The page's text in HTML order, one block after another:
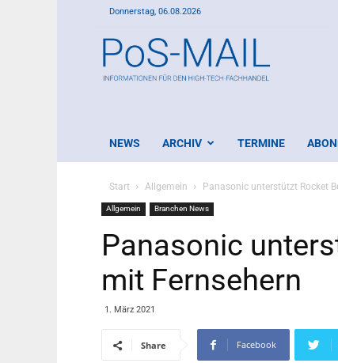
Donnerstag, 06.08.2026
Mail
NEWS ARCHIV TERMINE
Start Allgemein Panasonic unterstützt Rocket
Allgemein Branchen News
Panasonic
mit Fernsehern
1. März 2021
Share Facebook